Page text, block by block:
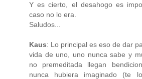
Y es cierto, el desahogo es
caso no lo era.
Saludos...
Kaus: Lo principal es eso de dar
vida de uno, uno nunca sabe y
no premeditada llegan
nunca hubiera imaginado (te